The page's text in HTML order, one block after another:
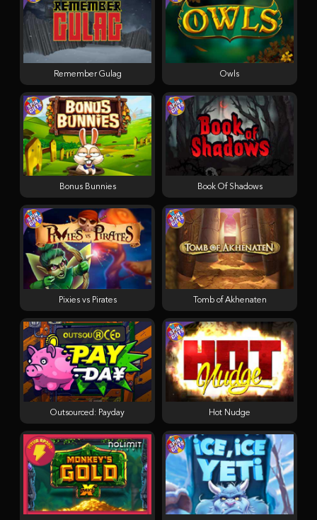
Outsourced: Payday
Book Of Shadows
Hot Nudge
Tomb of Akhenaten
Bonus Bunnies
Owls
Pixies vs Pirates
Remember Gulag